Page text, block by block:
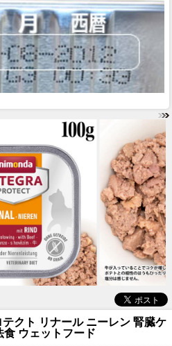
クト リナール ニーレン 腎臓ケ
食 ウェットフード